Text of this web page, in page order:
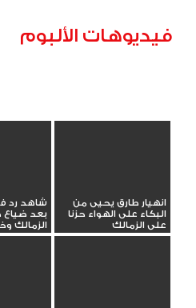
فيديوهات الألبوم
انهيار طارق يحيى من
البكاء على الهواء حزنا
على الزمالك
شاهد رد
بعد ضياع
الزمالك